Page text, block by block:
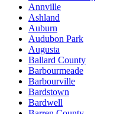
Annville
Ashland
Auburn
Audubon Park
Augusta
Ballard County
Barbourmeade
Barbourville
Bardstown
Bardwell